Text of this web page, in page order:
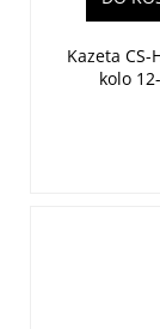
Kazeta CS-
kolo